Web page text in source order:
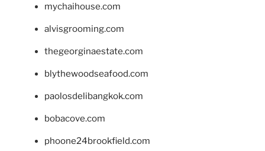
mychaihouse.com
alvisgrooming.com
thegeorginaestate.com
blythewoodseafood.com
paolosdelibangkok.com
bobacove.com
phoone24brookfield.com